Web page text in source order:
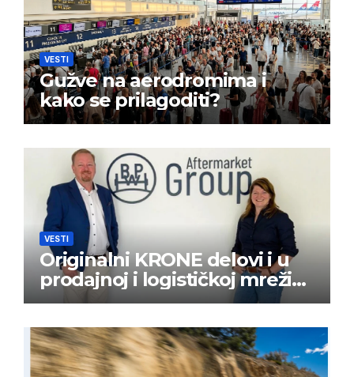
VESTI
Gužve na aerodromima i
kako se prilagoditi?
VESTI
Originalni KRONE delovi i u
prodajnoj i logističkoj mreži
BPW Aftermarket grupe